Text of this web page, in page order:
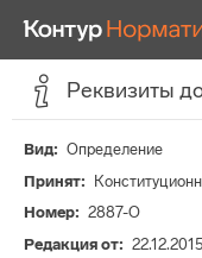
Реквизиты
Вид
Определение
Принят
Номер
2887-О
Редакция от
22.12.2015